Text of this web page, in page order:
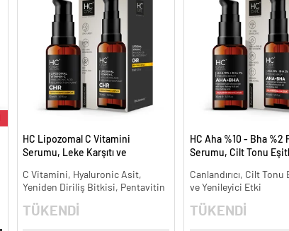
HC Lipozomal C Vitamini
Serumu, Leke Karşıtı ve
C Vitamini, Hyaluronic Asit,
Yeniden Diriliş Bitkisi, Pentavitin
TÜKENDİ
HC Aha %10 - Bha %2
Serumu, Cilt Tonu
Canlandırıcı, Cilt
ve Yenileyici Etki
TÜKENDİ